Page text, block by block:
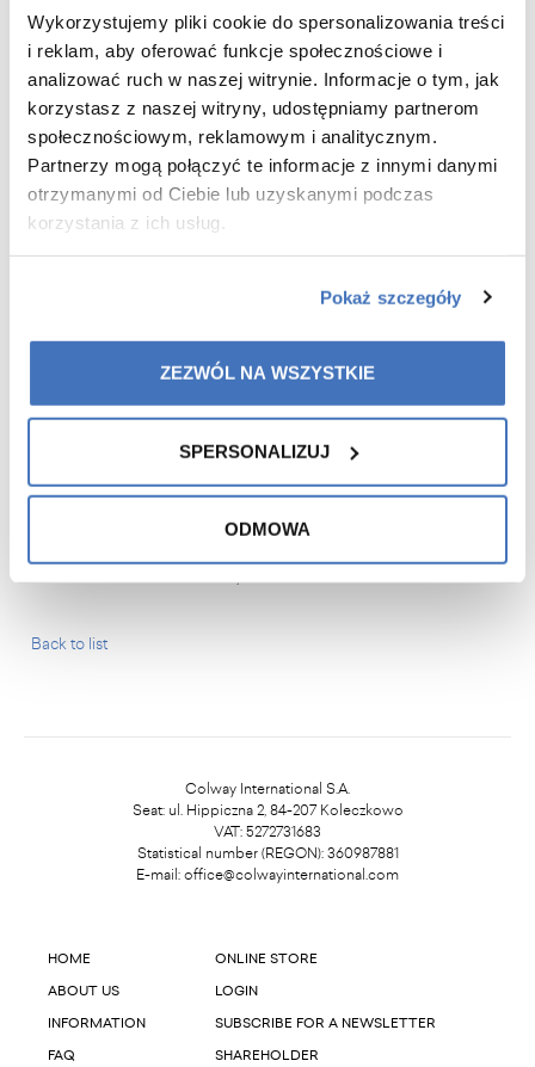
Wykorzystujemy pliki cookie do spersonalizowania treści
i reklam, aby oferować funkcje społecznościowe i
analizować ruch w naszej witrynie. Informacje o tym, jak
korzystasz z naszej witryny, udostępniamy partnerom
społecznościowym, reklamowym i analitycznym.
Partnerzy mogą połączyć te informacje z innymi danymi
otrzymanymi od Ciebie lub uzyskanymi podczas
korzystania z ich usług.
Pokaż szczegóły
ZEZWÓL NA WSZYSTKIE
SPERSONALIZUJ
ODMOWA
We would like to inform you that
with the new batch of
Skin Lift Lifting Ampoules, there will be a
price increase as well as an increase in
purchase points.
This change is a result of rising raw material costs and
production processes. However, we are committed to
providing you with the highest quality products that meet the
highest standards of effectiveness and safety.
Thank you for your understanding and continued trust in
Sincerely,
Back to list
Colway International S.A.
Seat: ul. Hippiczna 2, 84-207 Koleczkowo
VAT: 5272731683
Statistical number (REGON): 360987881
E-mail: office@colwayinternational.com
HOME
ABOUT US
INFORMATION
FAQ
ONLINE STORE
LOGIN
SUBSCRIBE FOR A NEWSLETTER
SHAREHOLDER